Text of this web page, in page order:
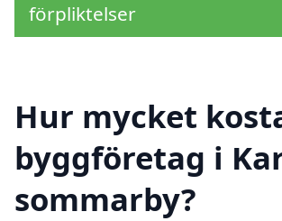
förpliktelser
Hur mycket
byggföretag i
sommarby?